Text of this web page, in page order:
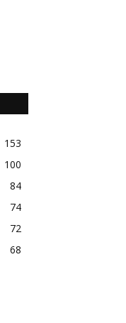
153
100
84
74
72
68